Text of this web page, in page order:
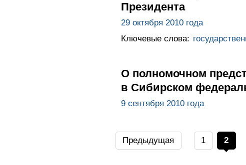
Президента
29 октября 2010 года
Ключевые слова:
О полномочном
в Сибирском
9 сентября 2010 года
Предыдущая 1 2